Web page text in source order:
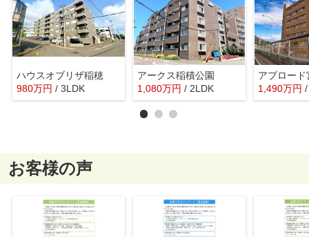
ハウスオブリザ稲穂
980万円 / 3LDK
アークス稲積公園
1,080万円 / 2LDK
アプロード
1,490万円
お客様の声